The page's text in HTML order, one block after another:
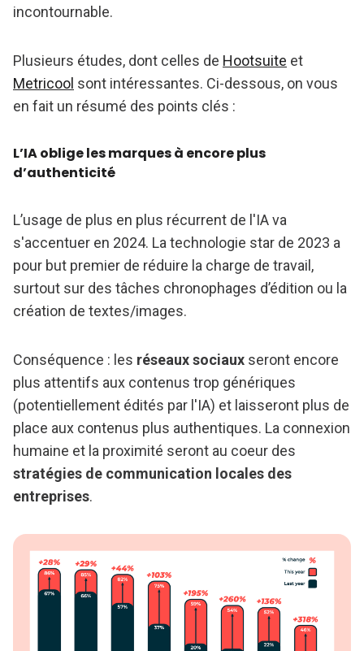
incontournable.
Plusieurs études, dont celles de Hootsuite et
Metricool sont intéressantes. Ci-dessous, on vous
en fait un résumé des points clés :
L’IA oblige les marques à encore plus
d’authenticité
L’usage de plus en plus récurrent de l'IA va
s'accentuer en 2024. La technologie star de 2023 a
pour but premier de réduire la charge de travail,
surtout sur des tâches chronophages d’édition ou la
création de textes/images.
Conséquence : les réseaux sociaux seront encore
plus attentifs aux contenus trop génériques
(potentiellement édités par l'IA) et laisseront plus de
place aux contenus plus authentiques. La connexion
humaine et la proximité seront au coeur des
stratégies de communication locales des
entreprises.